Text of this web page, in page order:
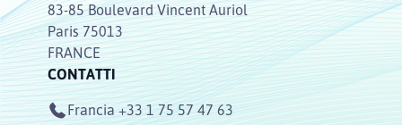
83-85 Boulevard Vincent Auriol
Paris 75013
FRANCE
CONTATTI
Francia +33 1 75 57 47 63